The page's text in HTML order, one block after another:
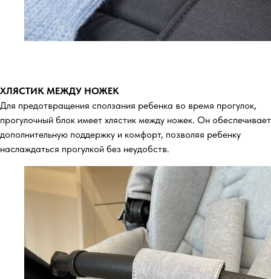
ХЛЯСТИК МЕЖДУ НОЖЕК
Для предотвращения сползания ребенка во время прогулок,
прогулочный блок имеет хлястик между ножек. Он обеспечивает
дополнительную поддержку и комфорт, позволяя ребенку
наслаждаться прогулкой без неудобств.